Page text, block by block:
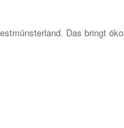
Das bringt